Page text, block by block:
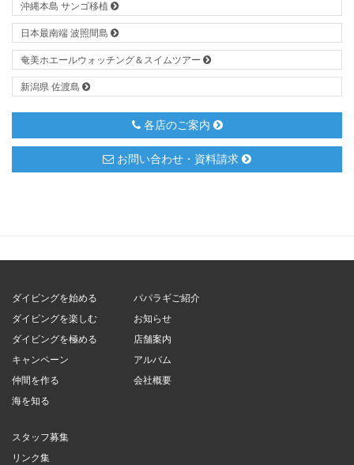
沖縄本島 サンゴ移植
日本最南端 波照間島
奄美ホエールウォッチング＆スイムツアー
新潟県 佐渡島
各店のご案内
お問い合わせ・資料請求
ダイビングを始める
ダイビングを楽しむ
ダイビングを極める
キャンペーン
仲間を作る
海を知る
パパラギご紹介
お知らせ
店舗案内
アルバム
会社概要
スタッフ募集
リンク集